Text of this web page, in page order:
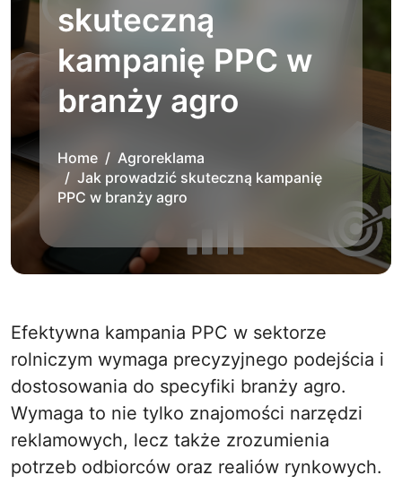
skuteczną
kampanię PPC w
branży agro
Home
Agroreklama
Jak prowadzić skuteczną kampanię
PPC w branży agro
Efektywna kampania PPC w sektorze
rolniczym wymaga precyzyjnego podejścia i
dostosowania do specyfiki branży agro.
Wymaga to nie tylko znajomości narzędzi
reklamowych, lecz także zrozumienia
potrzeb odbiorców oraz realiów rynkowych.